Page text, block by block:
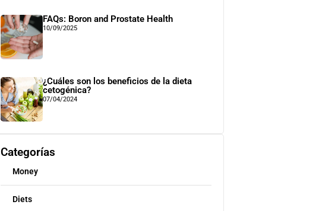
FAQs: Boron and Prostate Health
10/09/2025
¿Cuáles son los beneficios de la dieta
cetogénica?
07/04/2024
Categorías
Money
Diets